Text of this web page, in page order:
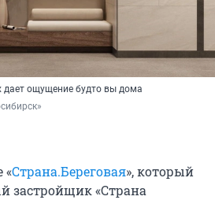
дает ощущение будто вы дома
«Страна.Береговая», который
застройщик «Страна